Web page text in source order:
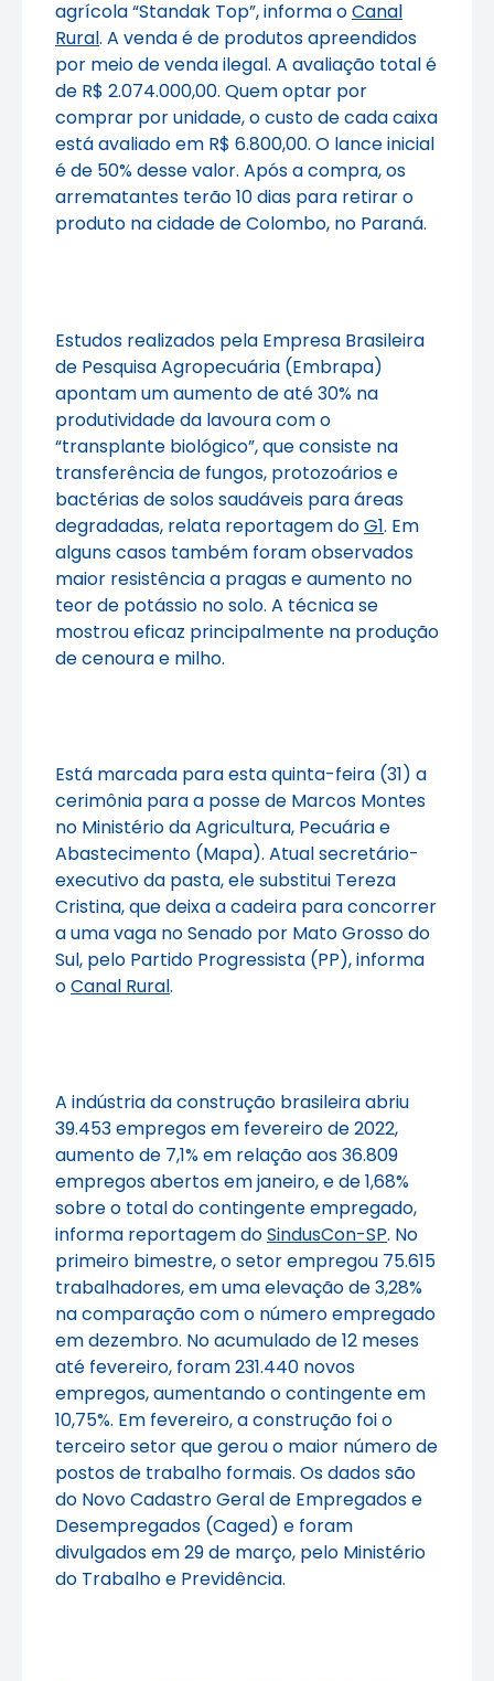
agrícola “Standak Top”, informa oCanal
Rural. A venda é de produtos apreendidos
por meio de venda ilegal. A avaliação total é
de R$ 2.074.000,00. Quem optar por
comprar por unidade, o custo de cada caixa
está avaliado em R$ 6.800,00. O lance inicial
é de 50% desse valor. Após a compra, os
arrematantes terão 10 dias para retirar o
produto na cidade de Colombo, no Paraná.
Estudos realizados pela Empresa Brasileira
de Pesquisa Agropecuária (Embrapa)
apontam um aumento de até 30% na
produtividade da lavoura com o
“transplante biológico”, que consiste na
transferência de fungos, protozoários e
bactérias de solos saudáveis para áreas
degradadas, relata reportagem doG1. Em
alguns casos também foram observados
maior resistência a pragas e aumento no
teor de potássio no solo. A técnica se
mostrou eficaz principalmente na produção
de cenoura e milho.
Está marcada para esta quinta-feira (31) a
cerimônia para a posse de Marcos Montes
no Ministério da Agricultura, Pecuária e
Abastecimento (Mapa). Atual secretário-
executivo da pasta, ele substitui Tereza
Cristina, que deixa a cadeira para concorrer
a uma vaga no Senado por Mato Grosso do
Sul, pelo Partido Progressista (PP), informa
oCanal Rural.
A indústria da construção brasileira abriu
39.453 empregos em fevereiro de 2022,
aumento de 7,1% em relação aos 36.809
empregos abertos em janeiro, e de 1,68%
sobre o total do contingente empregado,
informa reportagem doSindusCon-SP. No
primeiro bimestre, o setor empregou 75.615
trabalhadores, em uma elevação de 3,28%
na comparação com o número empregado
em dezembro. No acumulado de 12 meses
até fevereiro, foram 231.440 novos
empregos, aumentando o contingente em
10,75%. Em fevereiro, a construção foi o
terceiro setor que gerou o maior número de
postos de trabalho formais. Os dados são
do Novo Cadastro Geral de Empregados e
Desempregados (Caged) e foram
divulgados em 29 de março, pelo Ministério
do Trabalho e Previdência.